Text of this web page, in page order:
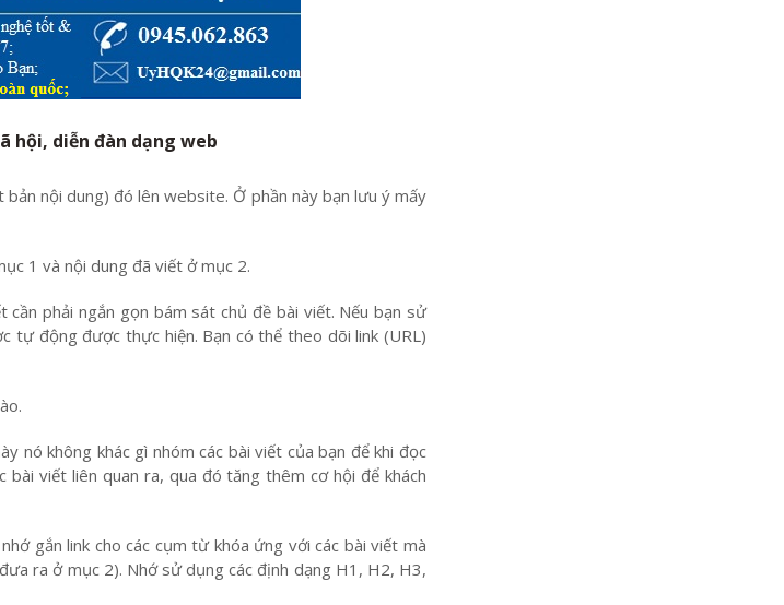
hội, diễn đàn dạng web
nội dung) đó lên website. Ở phần này bạn lưu ý mấy
1 và nội dung đã viết ở mục 2.
phải ngắn gọn bám sát chủ đề bài viết. Nếu bạn sử
động được thực hiện. Bạn có thể theo dõi link (URL)
nó không khác gì nhóm các bài viết của bạn để khi đọc
viết liên quan ra, qua đó tăng thêm cơ hội để khách
gắn link cho các cụm từ khóa ứng với các bài viết mà
ra ở mục 2). Nhớ sử dụng các định dạng H1, H2, H3,